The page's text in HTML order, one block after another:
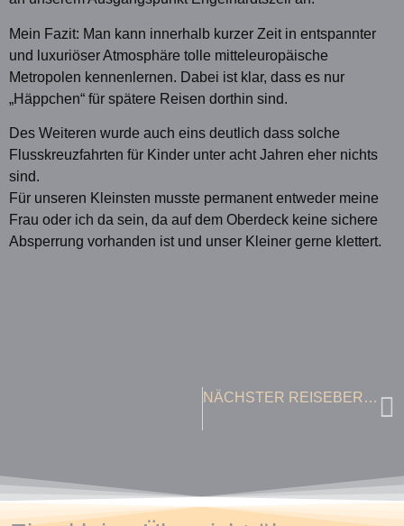
Mein Fazit: Man kann innerhalb kurzer Zeit in entspannter
und luxuriöser Atmosphäre tolle mitteleuropäische
Metropolen kennenlernen. Dabei ist klar, dass es nur
„Häppchen“ für spätere Reisen dorthin sind.
Des Weiteren wurde auch eins deutlich dass solche
Flusskreuzfahrten für Kinder unter acht Jahren eher nichts
sind.
Für unseren Kleinsten musste permanent entweder meine
Frau oder ich da sein, da auf dem Oberdeck keine sichere
Absperrung vorhanden ist und unser Kleiner gerne klettert.
NÄCHSTER REISEBERICHT